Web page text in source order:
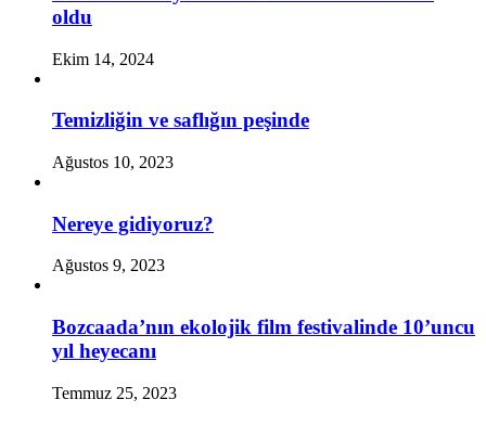
oldu
Ekim 14, 2024
Temizliğin ve saflığın peşinde
Ağustos 10, 2023
Nereye gidiyoruz?
Ağustos 9, 2023
Bozcaada’nın ekolojik film festivalinde 10’uncu
yıl heyecanı
Temmuz 25, 2023